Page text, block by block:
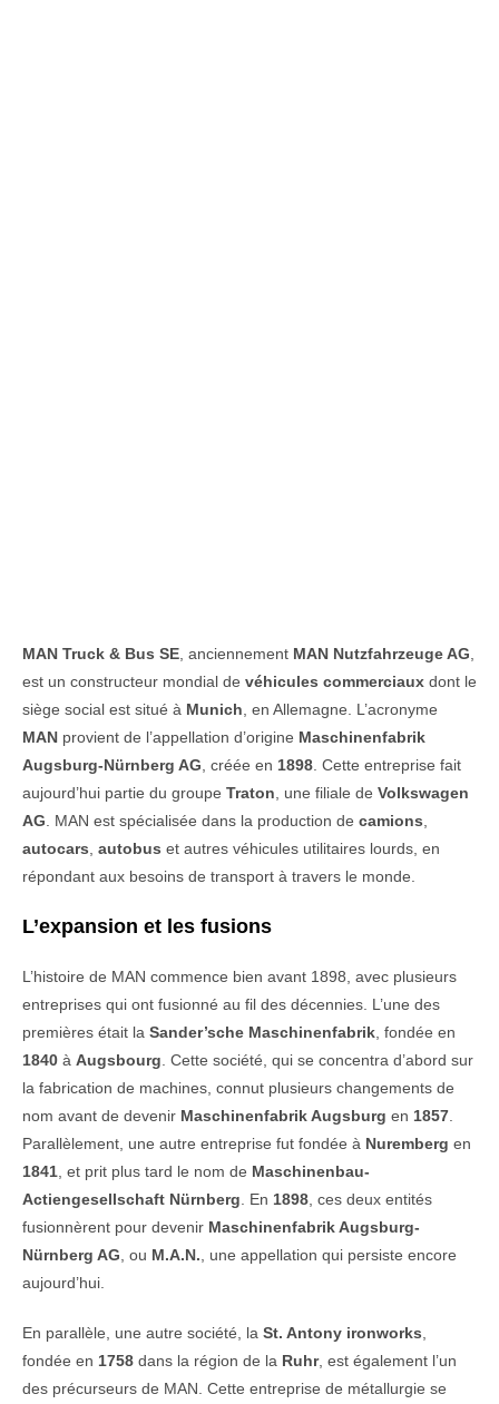
MAN Truck & Bus SE, anciennement MAN Nutzfahrzeuge AG,
est un constructeur mondial de véhicules commerciaux dont le
siège social est situé à Munich, en Allemagne. L’acronyme
MAN provient de l’appellation d’origine Maschinenfabrik
Augsburg-Nürnberg AG, créée en 1898. Cette entreprise fait
aujourd’hui partie du groupe Traton, une filiale de Volkswagen
AG. MAN est spécialisée dans la production de camions,
autocars, autobus et autres véhicules utilitaires lourds, en
répondant aux besoins de transport à travers le monde.
L’expansion et les fusions
L’histoire de MAN commence bien avant 1898, avec plusieurs
entreprises qui ont fusionné au fil des décennies. L’une des
premières était la Sander’sche Maschinenfabrik, fondée en
1840 à Augsbourg. Cette société, qui se concentra d’abord sur
la fabrication de machines, connut plusieurs changements de
nom avant de devenir Maschinenfabrik Augsburg en 1857.
Parallèlement, une autre entreprise fut fondée à Nuremberg en
1841, et prit plus tard le nom de Maschinenbau-
Actiengesellschaft Nürnberg. En 1898, ces deux entités
fusionnèrent pour devenir Maschinenfabrik Augsburg-
Nürnberg AG, ou M.A.N., une appellation qui persiste encore
aujourd’hui.
En parallèle, une autre société, la St. Antony ironworks,
fondée en 1758 dans la région de la Ruhr, est également l’un
des précurseurs de MAN. Cette entreprise de métallurgie se